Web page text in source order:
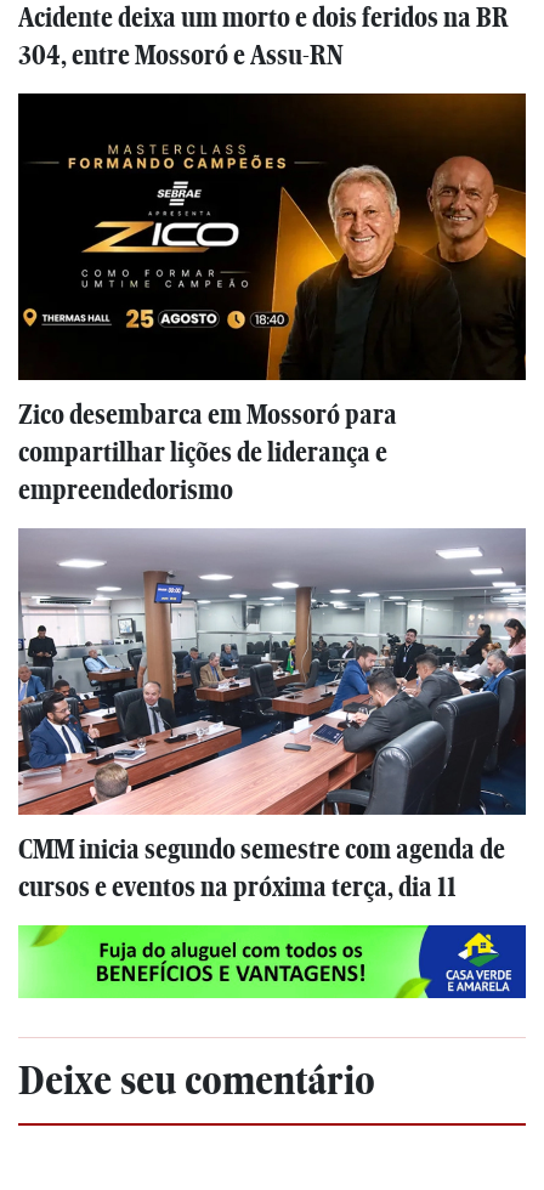
Acidente deixa um morto e dois feridos na BR
304, entre Mossoró e Assu-RN
Zico desembarca em Mossoró para
compartilhar lições de liderança e
empreendedorismo
CMM inicia segundo semestre com agenda de
cursos e eventos na próxima terça, dia 11
Deixe seu comentário